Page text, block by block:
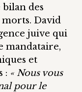
des
morts. David
juive qui
mandataire,
et
: « Nous vous
pour le